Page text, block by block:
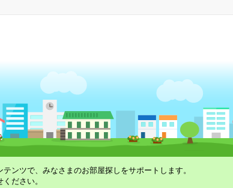
ンツで、みなさまのお部屋探しをサポートします。
ださい。